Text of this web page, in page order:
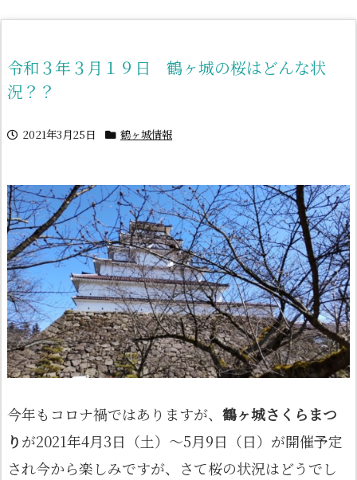
令和３年３月１９日 鶴ヶ城の桜はどんな状
況？？
2021年3月25日 鶴ヶ城情報
今年もコロナ禍ではありますが、 鶴ヶ城さくらまつ
りが2021年4月3日（土）～5月9日（日）が開催予定
され今から楽しみですが、さて桜の状況はどうでし